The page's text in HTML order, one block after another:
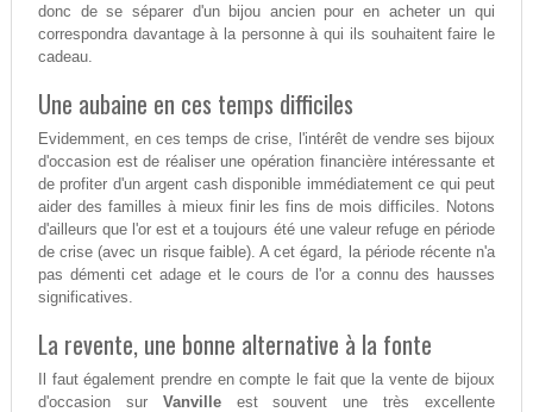
donc de se séparer d'un bijou ancien pour en acheter un qui
correspondra davantage à la personne à qui ils souhaitent faire le
cadeau.
Une aubaine en ces temps difficiles
Evidemment, en ces temps de crise, l'intérêt de vendre ses bijoux
d'occasion est de réaliser une opération financière intéressante et
de profiter d'un argent cash disponible immédiatement ce qui peut
aider des familles à mieux finir les fins de mois difficiles. Notons
d'ailleurs que l'or est et a toujours été une valeur refuge en période
de crise (avec un risque faible). A cet égard, la période récente n'a
pas démenti cet adage et le cours de l'or a connu des hausses
significatives.
La revente, une bonne alternative à la fonte
Il faut également prendre en compte le fait que la vente de bijoux
d'occasion sur Vanvilleest souvent une très excellente